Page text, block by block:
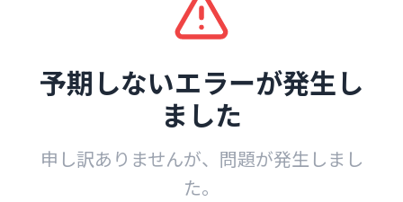
予期しないエラーが発生し
ました
申し訳ありませんが、問題が発生しまし
た。